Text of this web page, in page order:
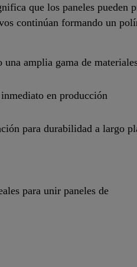
que los paneles pueden
continúan formando un
una amplia gama de
en producción
para durabilidad a largo
para unir paneles de